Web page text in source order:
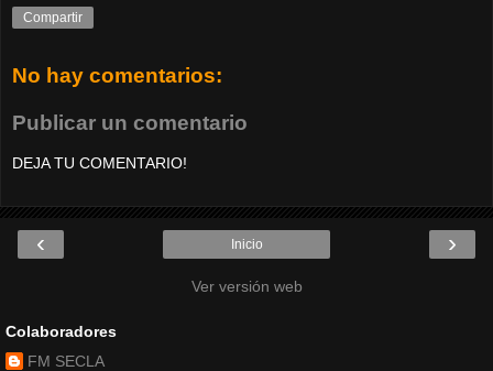
Compartir
No hay comentarios:
Publicar un comentario
DEJA TU COMENTARIO!
‹ ›
Inicio
Ver versión web
Colaboradores
FM SECLA